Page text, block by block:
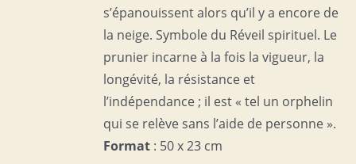
s’épanouissent alors qu’il y a encore de
la neige. Symbole du Réveil spirituel. Le
prunier incarne à la fois la vigueur, la
longévité, la résistance et
l’indépendance ; il est « tel un orphelin
qui se relève sans l’aide de personne ».
Format : 50 x 23 cm